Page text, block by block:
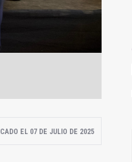
EL 07 DE JULIO DE 2025